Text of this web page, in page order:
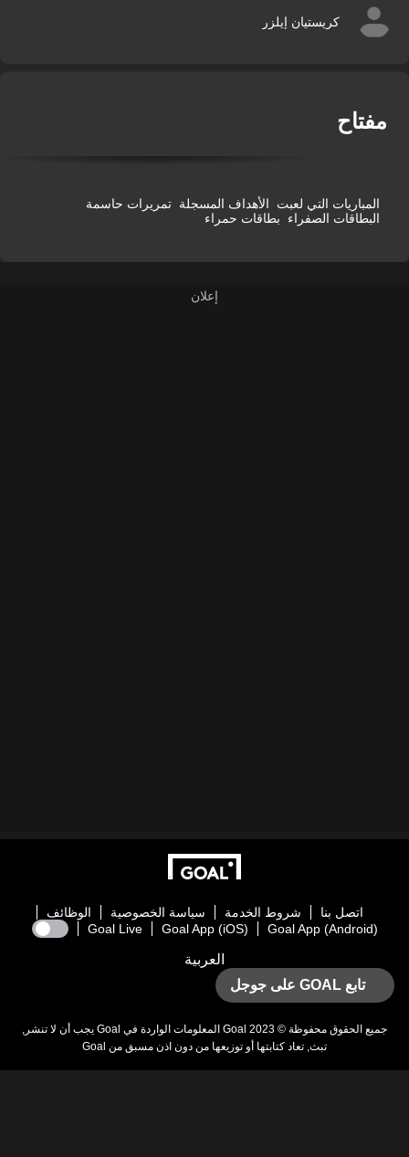
كريستيان إيلزر
المباريات التي لعبت الأهداف المسجلة تمريرات حاسمة
البطاقات الصفراء بطاقات حمراء
اتصل بنا شروط الخدمة سياسة الخصوصية
الوظائف
Goal App (Android)
Goal App (iOS)
Goal Live
العربية
الحقوق محفوظة © 2023 Goalالمعلومات الواردة فيGoal يجب أن لا تنشر,
تبث, تعاد كتابتها أو توزيعها من دون اذن مسبق منGoal